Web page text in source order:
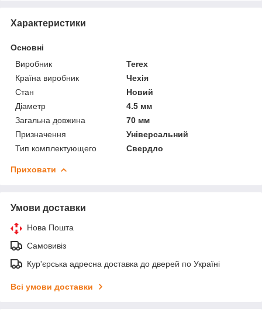
Характеристики
Основні
Виробник
Terex
Країна виробник
Чехія
Стан
Новий
Діаметр
4.5 мм
Загальна довжина
70 мм
Призначення
Універсальний
Тип комплектующего
Свердло
Приховати
Умови доставки
Нова Пошта
Самовивіз
Кур'єрська адресна доставка до дверей по Україні
Всі умови доставки